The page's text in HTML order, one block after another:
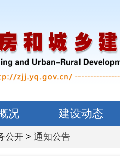
况
建设动态
公开 > 通知公告